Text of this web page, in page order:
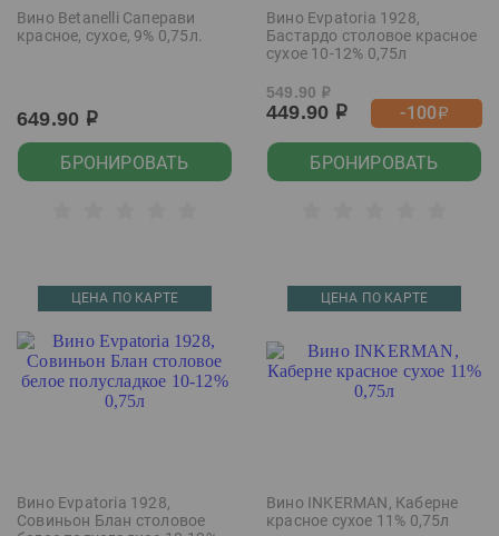
Вино Betanelli Саперави
красное, сухое, 9% 0,75л.
649.90 р
БРОНИРОВАТЬ
Вино Evpatoria 1928,
Бастардо столовое красное
сухое 10-12% 0,75л
549.90 р
449.90 р -100р
БРОНИРОВАТЬ
ЦЕНА ПО КАРТЕ
Вино Evpatoria 1928,
Совиньон Блан столовое
ЦЕНА ПО КАРТЕ
Вино INKERMAN, Каберне
красное сухое 11% 0,75л